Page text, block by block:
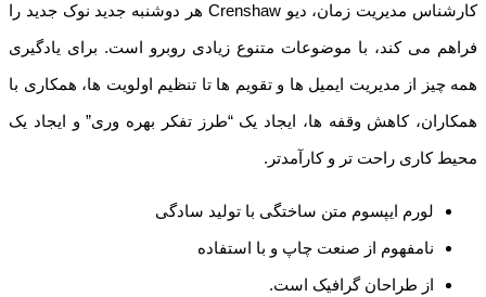
کارشناس مدیریت زمان، دیو Crenshaw هر دوشنبه جدید نوک جدید را
فراهم می کند، با موضوعات متنوع زیادی روبرو است. برای یادگیری
همه چیز از مدیریت ایمیل ها و تقویم ها تا تنظیم اولویت ها، همکاری با
همکاران، کاهش وقفه ها، ایجاد یک “طرز تفکر بهره وری” و ایجاد یک
محیط کاری راحت تر و کارآمدتر.
لورم ایپسوم متن ساختگی با تولید سادگی
نامفهوم از صنعت چاپ و با استفاده
از طراحان گرافیک است.